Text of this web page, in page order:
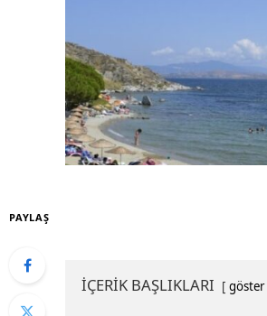
PAYLAŞ
İÇERİK BAŞLIKLARI göster